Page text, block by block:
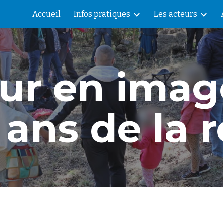
Skip to main content Skip to
Accueil Infos pratiques Les acteurs
en
ans de la